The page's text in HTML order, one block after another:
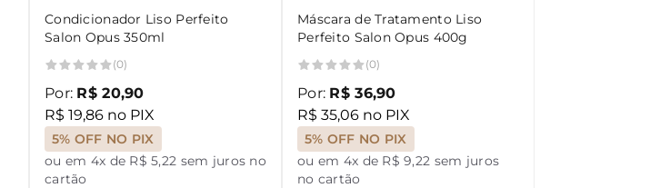
Condicionador Liso Perfeito
Salon Opus 350ml
(0)
Por: R$ 20,90
R$ 19,86 no PIX
5% OFF NO PIX
ou em 4x de R$ 5,22 sem juros no
cartão
Máscara de Tratamento Liso
Perfeito Salon Opus 400g
(0)
Por: R$ 36,90
R$ 35,06 no PIX
5% OFF NO PIX
ou em 4x de R$ 9,22 sem juros
no cartão